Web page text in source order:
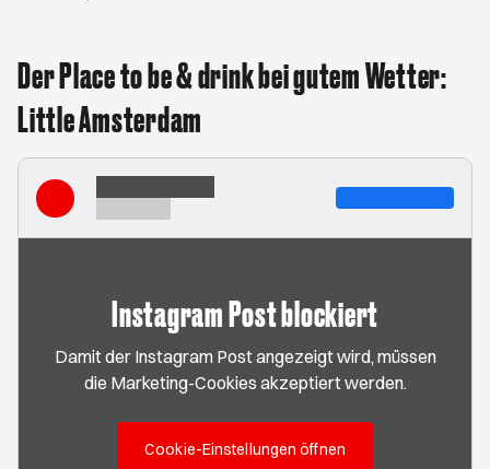
Der Place to be & drink bei gutem Wetter:
Little Amsterdam
Instagram Post blockiert
Damit der Instagram Post angezeigt wird, müssen
die Marketing-Cookies akzeptiert werden.
Cookie-Einstellungen öffnen